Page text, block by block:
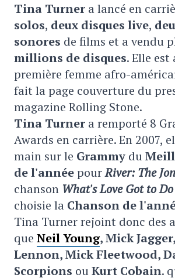
Tina Turner a lancé en
solos, deux disques live,
sonores de films et a vendu
millions de disques. Elle est
première femme afro-
fait la page couverture du
magazine Rolling Stone.
Tina Turner a remporté 8
Awards en carrière. En 2007,
main sur le Grammy du
de l'annéepourRiver: The
chanson What's Love Got to
choisie la Chanson de
Tina Turner rejoint donc des
que Neil Young, Mick Jagger,
Lennon, Mick Fleetwood,
Scorpions ouKurt Cobain.